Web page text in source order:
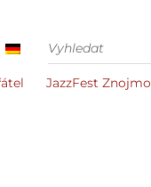
JazzFest Znojmo